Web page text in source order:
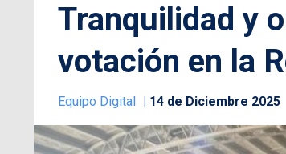
Tranquilidad y
votación en la
Equipo Digital 14 de Diciembre 2025